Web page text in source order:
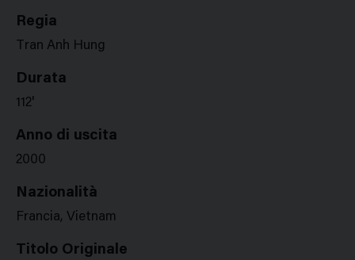
Regia
Tran Anh Hung
Durata
112'
Anno di uscita
2000
Nazionalità
Francia, Vietnam
Titolo Originale